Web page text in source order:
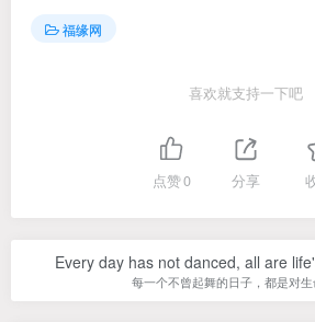
福缘网
喜欢就支持一下吧
点赞0 分享
Every day has not danced, all are
每一个不曾起舞的日子，都是对